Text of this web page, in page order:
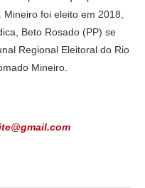
Mineiro foi eleito em 2018,
Beto Rosado (PP) se
Regional Eleitoral do Rio
Mineiro.